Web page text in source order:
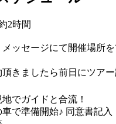
2時間
メッセージにて開催場所
頂きましたら前日にツア
でガイドと合流！
車で準備開始♪ 同意書記入